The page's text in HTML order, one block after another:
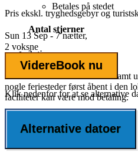
Betales på stedet
Antal stjerner
2 stjerner
Det fulde udbud af faciliteter samt
nogle feriesteder først åbent i den
faciliteter kan være mod betaling.
Pris ekskl. tryghedsgebyrog
Sun 13 Sep - 7 nætter,
2 voksne
VidereBook nu
Klik nedenfor for at se alternative
Alternative datoer